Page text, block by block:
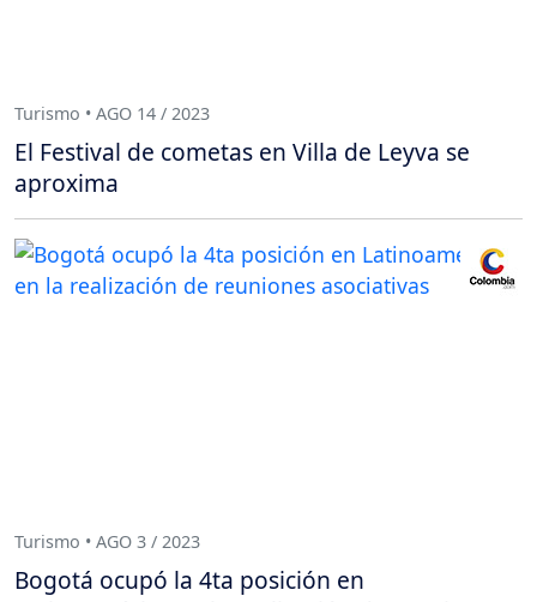
Turismo • AGO 14 / 2023
El Festival de cometas en Villa de Leyva se
aproxima
Turismo • AGO 3 / 2023
Bogotá ocupó la 4ta posición en